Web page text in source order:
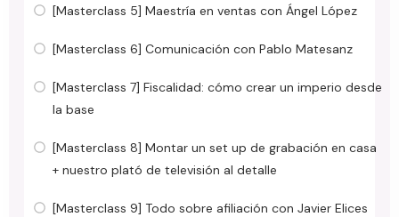
[Masterclass 5] Maestría en ventas con Ángel López
[Masterclass 6] Comunicación con Pablo Matesanz
[Masterclass 7] Fiscalidad: cómo crear un imperio desde
la base
[Masterclass 8] Montar un set up de grabación en casa
+ nuestro plató de televisión al detalle
[Masterclass 9] Todo sobre afiliación con Javier Elices